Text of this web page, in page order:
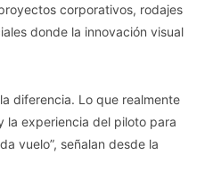
corporativos, rodajes
donde la innovación visual
diferencia. Lo que realmente
la experiencia del piloto para
vuelo”, señalan desde la